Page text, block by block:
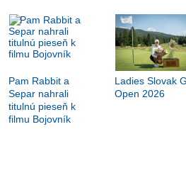
Pam Rabbit a
Separ nahrali
titulnú pieseň k
filmu Bojovník
Ladies Slovak
Open 2026